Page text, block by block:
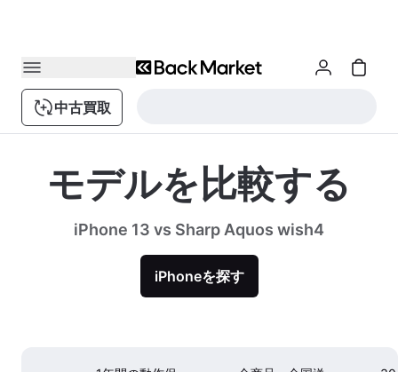
中古買取
モデルを比較する
iPhone 13 vs Sharp Aquos wish4
iPhoneを探す